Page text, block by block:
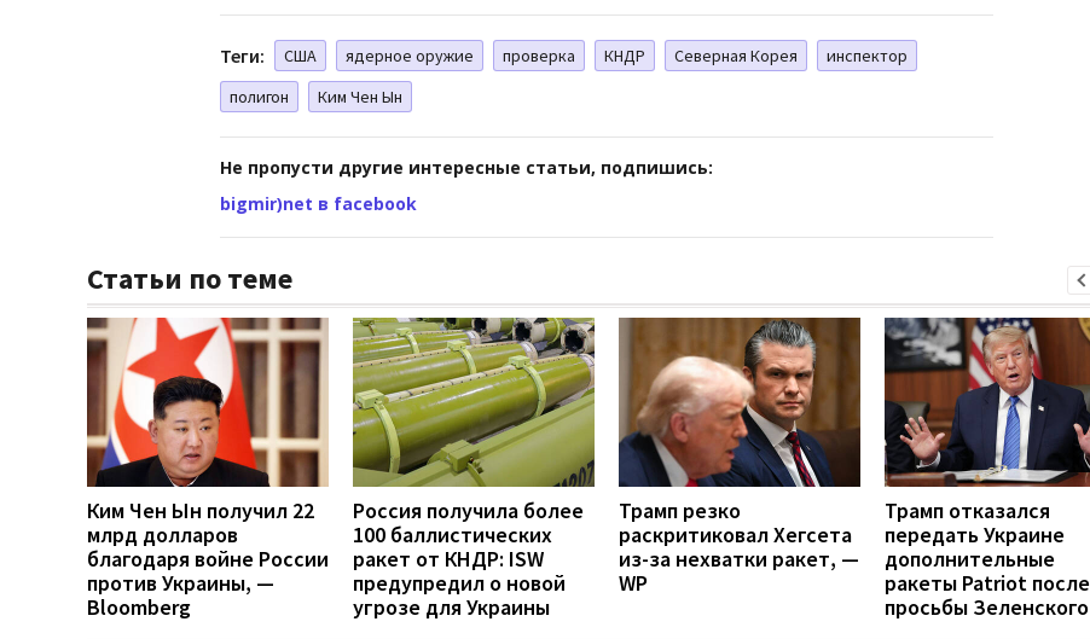
Теги: США ядерное оружие проверка КНДР Северная Корея
инспектор
полигон
Ким Чен Ын
Не пропусти другие интересные статьи, подпишись:
bigmir)net в facebook
Статьи по теме
Ким Чен Ын получил 22
млрд долларов
благодаря войне России
против Украины, —
Bloomberg
Россия получила более
100 баллистических
ракет от КНДР: ISW
предупредил о новой
угрозе для Украины
Трамп резко
раскритиковал Хегсета
из-за нехватки ракет, —
WP
Трамп отказался
передать Украине
дополнительные
ракеты Patriot после
просьбы Зеленского